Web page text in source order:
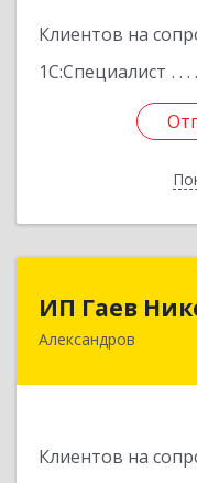
Клиентов на
1С:Специалист
ИП Гаев
Александров
Клиентов на
ИП
601650,